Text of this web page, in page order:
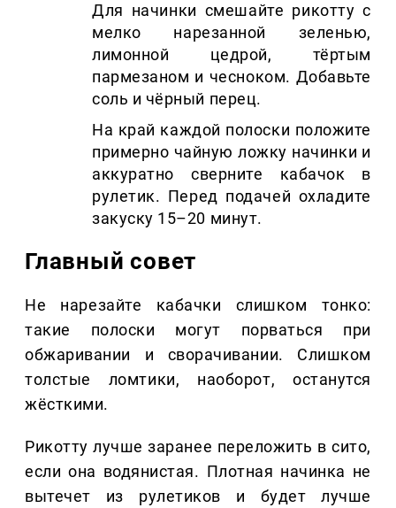
Для начинки смешайте рикотту с
мелко нарезанной зеленью,
лимонной цедрой, тёртым
пармезаном и чесноком. Добавьте
соль и чёрный перец.
На край каждой полоски положите
примерно чайную ложку начинки и
аккуратно сверните кабачок в
рулетик. Перед подачей охладите
закуску 15–20 минут.
Главный совет
Не нарезайте кабачки слишком тонко:
такие полоски могут порваться при
обжаривании и сворачивании. Слишком
толстые ломтики, наоборот, останутся
жёсткими.
Рикотту лучше заранее переложить в сито,
если она водянистая. Плотная начинка не
вытечет из рулетиков и будет лучше